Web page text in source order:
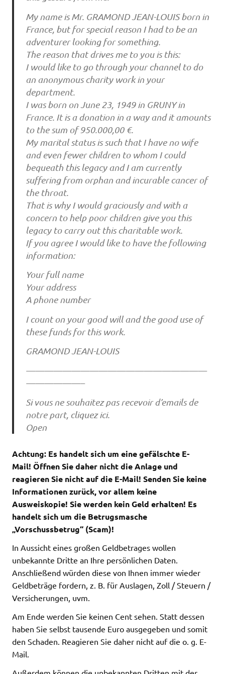
My name is Mr. GRAMOND JEAN-LOUIS born in
France, but for special reason I had to be an
adventurer looking for something.
The reason that drives me to you is this:
I would like to go through your channel to do
an anonymous charity work in your
department.
I was born on June 23, 1949 in GRUNY in
France. It is a donation in a way and it amounts
to the sum of 950.000,00 €.
My marital status is such that I have no wife
and even fewer children to whom I could
bequeath this legacy and I am currently
suffering from orphan and incurable cancer of
the throat.
That is why I would graciously and with a
concern to help poor children give you this
legacy to carry out this charitable work.
If you agree I would like to have the following
information:
Your full name
Your address
A phone number
I count on your good will and the good use of
these funds for this work.
GRAMOND JEAN-LOUIS
————————————————————
——————–
Si vous ne souhaitez pas recevoir d’emails de
notre part, cliquez ici.
Open
Achtung: Es handelt sich um eine gefälschte E-
Mail! Öffnen Sie daher nicht die Anlage und
reagieren Sie nicht auf die E-Mail! Senden Sie keine
Informationen zurück, vor allem keine
Ausweiskopie! Sie werden kein Geld erhalten! Es
handelt sich um die Betrugsmasche
„Vorschussbetrug“ (Scam)!
In Aussicht eines großen Geldbetrages wollen
unbekannte Dritte an Ihre persönlichen Daten.
Anschließend würden diese von Ihnen immer wieder
Geldbeträge fordern, z. B. für Auslagen, Zoll / Steuern /
Versicherungen, uvm.
Am Ende werden Sie keinen Cent sehen. Statt dessen
haben Sie selbst tausende Euro ausgegeben und somit
den Schaden. Reagieren Sie daher nicht auf die o. g. E-
Mail.